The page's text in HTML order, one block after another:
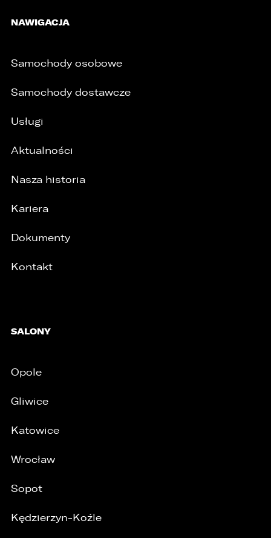
NAWIGACJA
Samochody osobowe
Samochody dostawcze
Usługi
Aktualności
Nasza historia
Kariera
Dokumenty
Kontakt
SALONY
Opole
Gliwice
Katowice
Wrocław
Sopot
Kędzierzyn-Koźle